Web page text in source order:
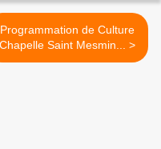
Programmation de Culture
Chapelle Saint Mesmin... >